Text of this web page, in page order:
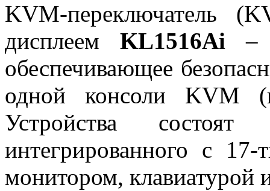
KVM-переключатель
дисплеемKL1516Ai–
обеспечивающее
одной консоли KVM
Устройства
интегрированного с
монитором, клавиатурой